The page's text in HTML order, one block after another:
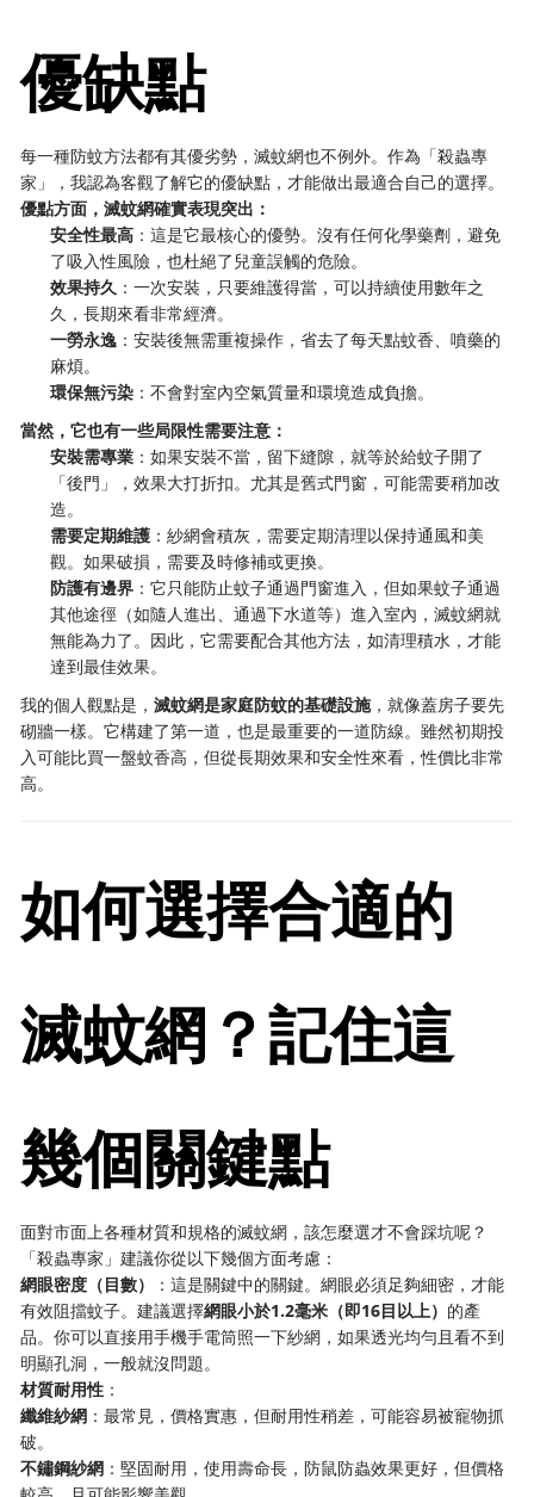
優缺點
每一種防蚊方法都有其優劣勢，滅蚊網也不例外。作為「殺蟲專
家」，我認為客觀了解它的優缺點，才能做出最適合自己的選擇。
優點方面，滅蚊網確實表現突出：
安全性最高 ：這是它最核心的優勢。沒有任何化學藥劑，避免
了吸入性風險，也杜絕了兒童誤觸的危險。
效果持久 ：一次安裝，只要維護得當，可以持續使用數年之
久，長期來看非常經濟。
一勞永逸 ：安裝後無需重複操作，省去了每天點蚊香、噴藥的
麻煩。
環保無污染 ：不會對室內空氣質量和環境造成負擔。
當然，它也有一些局限性需要注意：
安裝需專業 ：如果安裝不當，留下縫隙，就等於給蚊子開了
「後門」，效果大打折扣。尤其是舊式門窗，可能需要稍加改
造。
需要定期維護 ：紗網會積灰，需要定期清理以保持通風和美
觀。如果破損，需要及時修補或更換。
防護有邊界 ：它只能防止蚊子通過門窗進入，但如果蚊子通過
其他途徑（如隨人進出、通過下水道等）進入室內，滅蚊網就
無能為力了。因此，它需要配合其他方法，如清理積水，才能
達到最佳效果。
我的個人觀點是，滅蚊網是家庭防蚊的基礎設施，就像蓋房子要先
砌牆一樣。它構建了第一道，也是最重要的一道防線。雖然初期投
入可能比買一盤蚊香高，但從長期效果和安全性來看，性價比非常
高。
如何選擇合適的
滅蚊網？記住這
幾個關鍵點
面對市面上各種材質和規格的滅蚊網，該怎麼選才不會踩坑呢？
「殺蟲專家」建議你從以下幾個方面考慮：
網眼密度（目數）
：這是關鍵中的關鍵。網眼必須足夠細密，才能
有效阻擋蚊子。建議選擇網眼小於1.2毫米（即16目以上） 的產
品。你可以直接用手機手電筒照一下紗網，如果透光均勻且看不到
明顯孔洞，一般就沒問題。
材質耐用性 ：
纖維紗網 ：最常見，價格實惠，但耐用性稍差，可能容易被寵物抓
破。
不鏽鋼紗網 ：堅固耐用，使用壽命長，防鼠防蟲效果更好，但價格